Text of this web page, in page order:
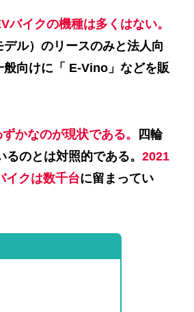
イクの機種は多くはない。
ル）のリースのみと法人向
向けに「 E-Vino」などを販
かなのが現状である。
四輪
のとは対照的である。 2021
イクは数千台に留まってい